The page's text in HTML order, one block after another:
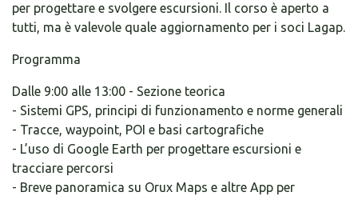
per progettare e svolgere escursioni. Il corso è aperto a
tutti, ma è valevole quale aggiornamento per i soci Lagap.
Programma
Dalle 9:00 alle 13:00 - Sezione teorica
- Sistemi GPS, principi di funzionamento e norme generali
- Tracce, waypoint, POI e basi cartografiche
- L’uso di Google Earth per progettare escursioni e
tracciare percorsi
- Breve panoramica su Orux Maps e altre App per